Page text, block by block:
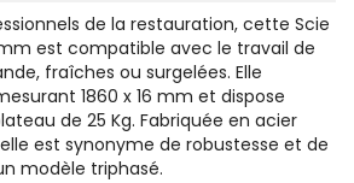
de la restauration, cette Scie
est compatible avec le travail de
fraîches ou surgelées. Elle
1860 x 16 mm et dispose
de 25 Kg. Fabriquée en acier
est synonyme de robustesse et de
modèle triphasé.